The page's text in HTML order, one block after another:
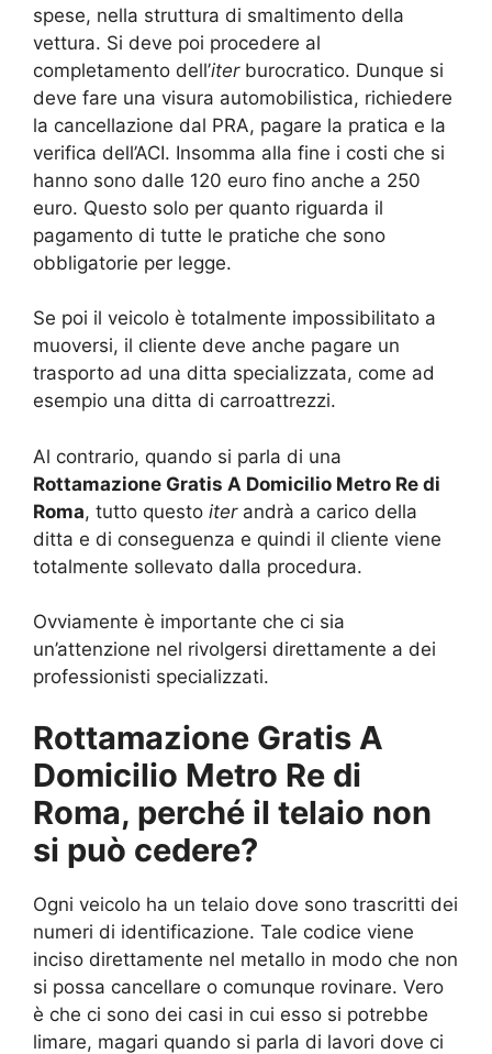
spese, nella struttura di smaltimento della
vettura. Si deve poi procedere al
completamento dell’iterburocratico. Dunque si
deve fare una visura automobilistica, richiedere
la cancellazione dal PRA, pagare la pratica e la
verifica dell’ACI. Insomma alla fine i costi che si
hanno sono dalle 120 euro fino anche a 250
euro. Questo solo per quanto riguarda il
pagamento di tutte le pratiche che sono
obbligatorie per legge.
Se poi il veicolo è totalmente impossibilitato a
muoversi, il cliente deve anche pagare un
trasporto ad una ditta specializzata, come ad
esempio una ditta di carroattrezzi.
Al contrario, quando si parla di una
Rottamazione Gratis A Domicilio Metro Re di
Roma, tutto questo iterandrà a carico della
ditta e di conseguenza e quindi il cliente viene
totalmente sollevato dalla procedura.
Ovviamente è importante che ci sia
un’attenzione nel rivolgersi direttamente a dei
professionisti specializzati.
Rottamazione Gratis A
Domicilio Metro Re di
Roma, perché il telaio non
si può cedere?
Ogni veicolo ha un telaio dove sono trascritti dei
numeri di identificazione. Tale codice viene
inciso direttamente nel metallo in modo che non
si possa cancellare o comunque rovinare. Vero
è che ci sono dei casi in cui esso si potrebbe
limare, magari quando si parla di lavori dove ci